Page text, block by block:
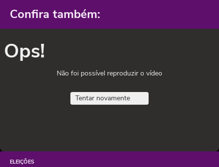
Confira também:
Ops!
Não foi possível reproduzir o vídeo
Tentar novamente
ELEIÇÕES